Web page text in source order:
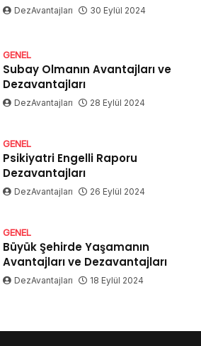
DezAvantajları 30 Eylül 2024
GENEL
Subay Olmanın Avantajları ve
Dezavantajları
DezAvantajları 28 Eylül 2024
GENEL
Psikiyatri Engelli Raporu
Dezavantajları
DezAvantajları 26 Eylül 2024
GENEL
Büyük Şehirde Yaşamanın
Avantajları ve Dezavantajları
DezAvantajları 18 Eylül 2024